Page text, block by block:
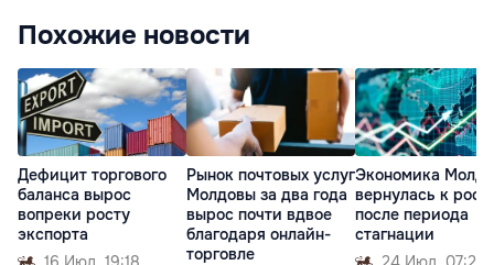
Похожие новости
Дефицит торгового
баланса вырос
вопреки росту
экспорта
Рынок почтовых услуг
Молдовы за два года
вырос почти вдвое
благодаря онлайн-
торговле
Экономика
вернулась к
после периода
стагнации